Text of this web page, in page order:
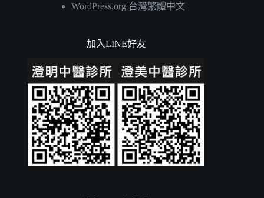
WordPress.org 台灣繁體中文
加入LINE好友